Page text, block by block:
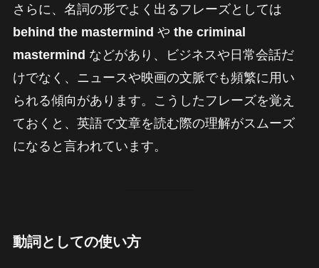
さらに、名詞の形でよく出るフレーズとしては
behind the mastermind や the criminal
mastermind などがあり、ビジネスや日常会話だ
けでなく、ニュースや映画の文脈でも頻繁に用い
られる傾向があります。こうしたフレーズを覚え
ておくと、英語で文章を読む際の理解がスムーズ
になると言われています。
動詞としての使い方